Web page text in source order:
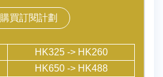
購買訂閱計劃
HK325 -> HK260
HK650 -> HK488